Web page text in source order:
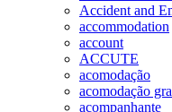
Accident and
accommodation
account
ACCUTE
acomodação
acomodação
acompanhante